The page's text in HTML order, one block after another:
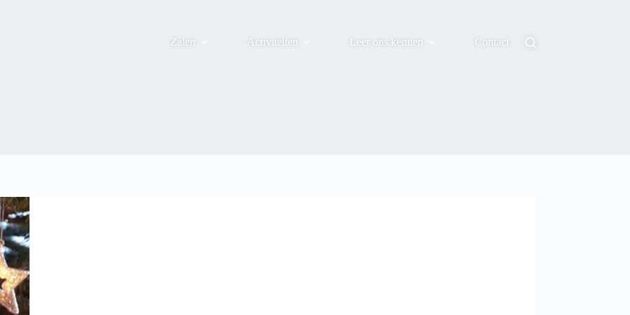
Zalen
Activiteiten Leer ons kennen Contact